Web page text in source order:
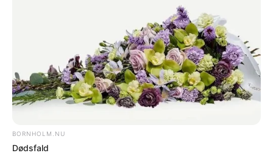
BORNHOLM - Med aktuelt kun to
andelsboliger til salg kan Bornholm
langt fra følge med efterspørgslen.
DEL